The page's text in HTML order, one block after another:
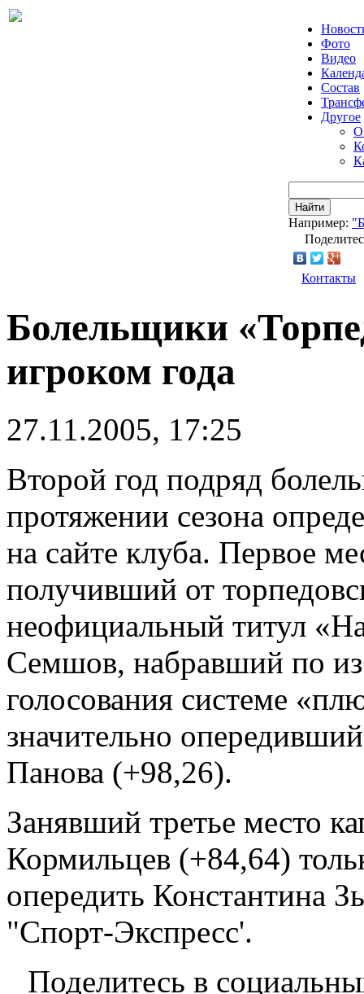
Фото
Видео
Состав
Другое
О
Найти
Например:
Контакты
Болельщики
игроком года
27.11.2005, 17:25
Второй год подряд
протяжении сезона
на сайте клуба. Первое
получивший от
неофициальный титул
Семшов, набравший по
голосования системе
значительно
Панова (+98,26).
Занявший третье место
Кормильцев (+84,64)
опередить Константина
"Спорт-Экспресс'.
Поделитесь в